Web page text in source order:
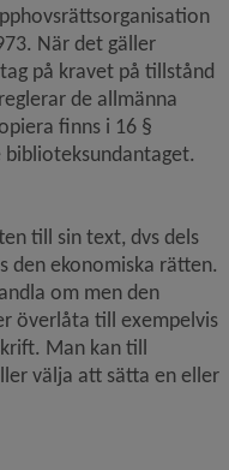
annan webbplats,
När det gäller
på kravet på tillstånd
de allmänna
finns i 16 §
biblioteksundantaget.
till sin text, dvs dels
den ekonomiska rätten.
om men den
överlåta till exempelvis
Man kan till
välja att sätta en eller